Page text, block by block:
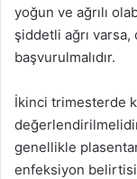
yoğun ve ağrılı
şiddetli ağrı
başvurulmalıdır.
İkinci trimesterde
genellikle
enfeksiyon belirtisi